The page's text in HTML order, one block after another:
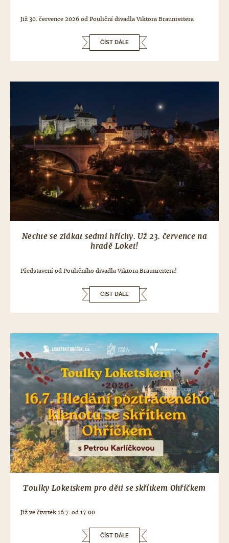
Již 30. července 2026 od Pouliční divadla Viktora Braunreitera
ČÍST DÁLE
Nechte se zlákat sedmi hříchy. Už 23. července na
hradě Loket!
Představení od Pouličního divadla Viktora Braunreitera!
ČÍST DÁLE
Toulky Loketskem pro děti se skřítkem Ohříčkem
Již ve čtvrtek 16.7. od 17:00
ČÍST DÁLE